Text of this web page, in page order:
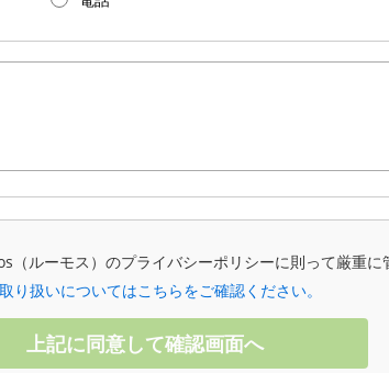
（ルーモス）のプライバシーポリシーに則って厳重に
り扱いについてはこちらをご確認ください。
上記に同意して確認画面へ